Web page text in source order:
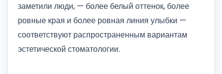
заметили люди, — более белый оттенок, более
ровные края и более ровная линия улыбки —
соответствуют распространенным вариантам
эстетической стоматологии.